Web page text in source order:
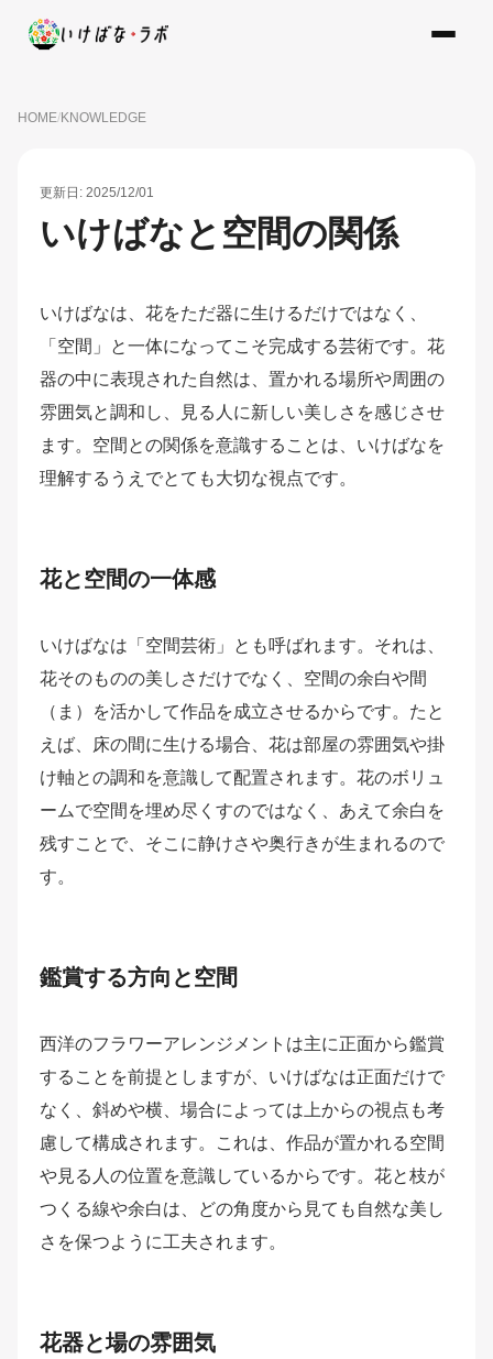
HOME/KNOWLEDGE
更新日: 2025/12/01
いけばなと空間の関係
いけばなは、花をただ器に生けるだけではなく、
「空間」と一体になってこそ完成する芸術です。花
器の中に表現された自然は、置かれる場所や周囲の
雰囲気と調和し、見る人に新しい美しさを感じさせ
ます。空間との関係を意識することは、いけばなを
理解するうえでとても大切な視点です。
花と空間の一体感
いけばなは「空間芸術」とも呼ばれます。それは、
花そのものの美しさだけでなく、空間の余白や間
（ま）を活かして作品を成立させるからです。たと
えば、床の間に生ける場合、花は部屋の雰囲気や掛
け軸との調和を意識して配置されます。花のボリュ
ームで空間を埋め尽くすのではなく、あえて余白を
残すことで、そこに静けさや奥行きが生まれるので
す。
鑑賞する方向と空間
西洋のフラワーアレンジメントは主に正面から鑑賞
することを前提としますが、いけばなは正面だけで
なく、斜めや横、場合によっては上からの視点も考
慮して構成されます。これは、作品が置かれる空間
や見る人の位置を意識しているからです。花と枝が
つくる線や余白は、どの角度から見ても自然な美し
さを保つように工夫されます。
花器と場の雰囲気